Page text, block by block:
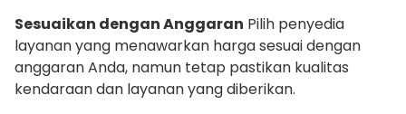
Sesuaikan dengan Anggaran Pilih penyedia
layanan yang menawarkan harga sesuai dengan
anggaran Anda, namun tetap pastikan kualitas
kendaraan dan layanan yang diberikan.